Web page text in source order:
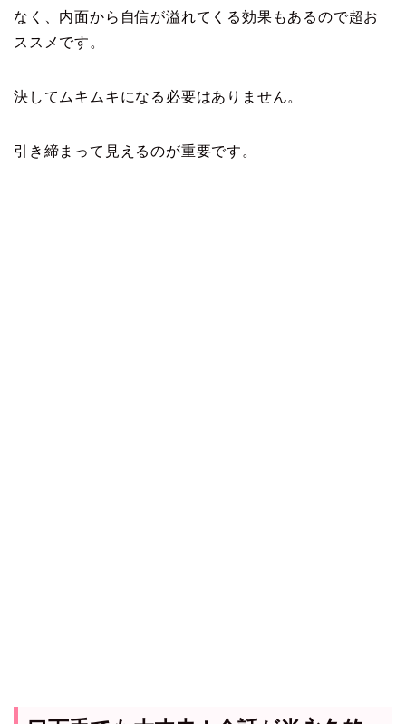
なく、内面から自信が溢れてくる効果もあるので超お
ススメです。
決してムキムキになる必要はありません。
引き締まって見えるのが重要です。